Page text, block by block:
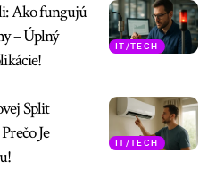
IT/TECH
Ako fungujú
– Úplný
IT/TECH
Split
Je